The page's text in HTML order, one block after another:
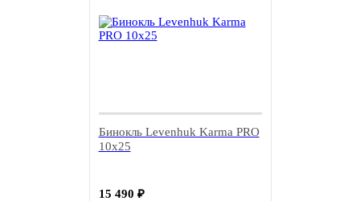
Бинокль Levenhuk Karma PRO
10x25
15 490 ₽